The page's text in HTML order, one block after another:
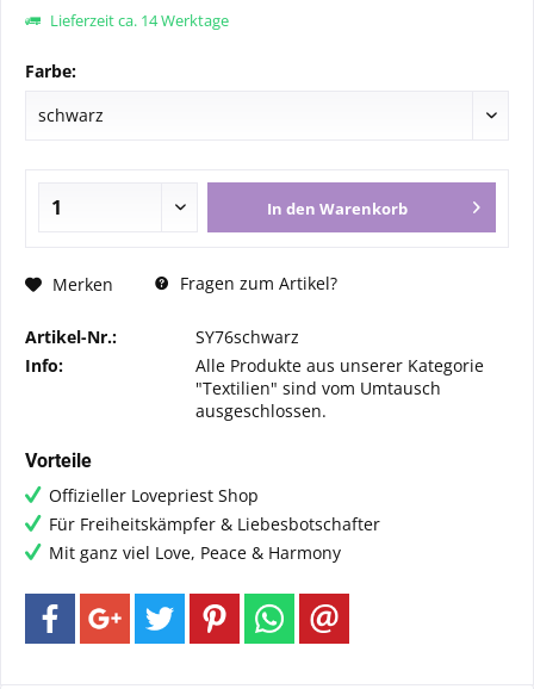
Lieferzeit ca. 14 Werktage
Farbe:
In den Warenkorb
Merken Fragen zum Artikel?
Artikel-Nr.:
SY76schwarz
Info:
Alle Produkte aus unserer Kategorie
"Textilien" sind vom Umtausch
ausgeschlossen.
Vorteile
Offizieller Lovepriest Shop
Für Freiheitskämpfer & Liebesbotschafter
Mit ganz viel Love, Peace & Harmony